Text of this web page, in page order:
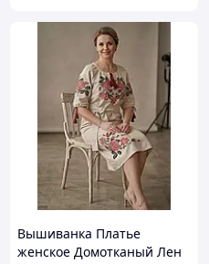
Вышиванка Платье
женское Домотканый Лен